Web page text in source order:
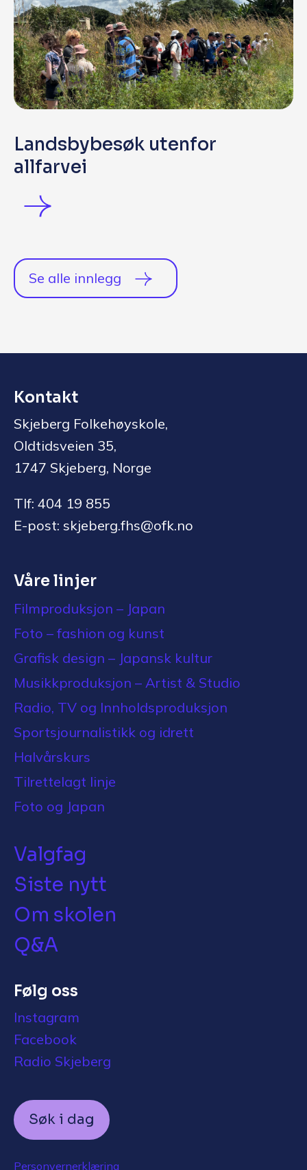
Landsbybesøk utenfor
allfarvei
Se alle innlegg
Kontakt
Skjeberg Folkehøyskole,
Oldtidsveien 35,
1747 Skjeberg, Norge
Tlf: 404 19 855
E-post: skjeberg.fhs@ofk.no
Våre linjer
Filmproduksjon – Japan
Foto – fashion og kunst
Grafisk design – Japansk kultur
Musikkproduksjon – Artist & Studio
Radio, TV og Innholdsproduksjon
Sportsjournalistikk og idrett
Halvårskurs
Tilrettelagt linje
Foto og Japan
Valgfag
Siste nytt
Om skolen
Q&A
Følg oss
Instagram
Facebook
Radio Skjeberg
Søk i dag
Personvernerklæring